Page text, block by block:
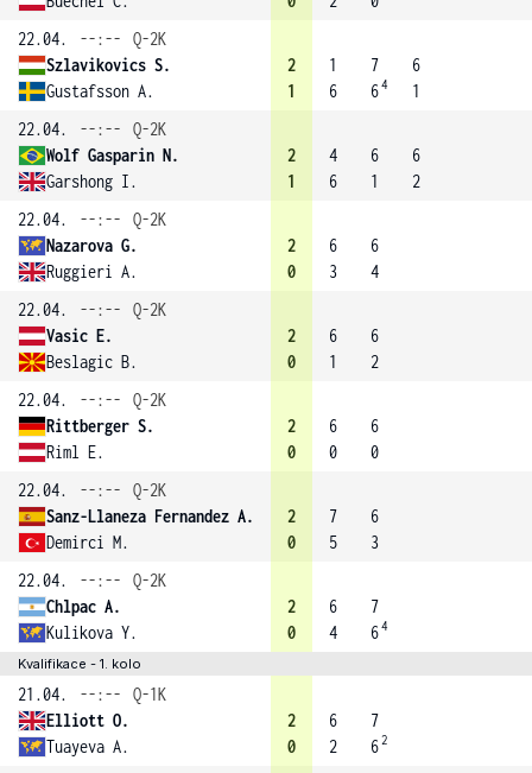
22.04.
--:--
Q-2K
Szlavikovics S.
Gustafsson A.
2
1
1
6
7
64
6
1
22.04.
--:--
Q-2K
Wolf Gasparin N.
Garshong I.
2
1
4
6
6
1
6
2
22.04.
--:--
Q-2K
Nazarova G.
Ruggieri A.
2
0
6
3
6
4
22.04.
--:--
Q-2K
Vasic E.
Beslagic B.
2
0
6
1
6
2
22.04.
--:--
Q-2K
Rittberger S.
Riml E.
2
0
6
0
6
0
22.04.
--:--
Q-2K
Sanz-Llaneza Fernandez A.
Demirci M.
2
0
7
5
6
3
22.04.
--:--
Q-2K
Chlpac A.
Kulikova Y.
2
0
6
4
7
64
Kvalifikace - 1. kolo
21.04. --:--
Q-1K
Elliott O.
Tuayeva A.
2
0
6
2
7
62